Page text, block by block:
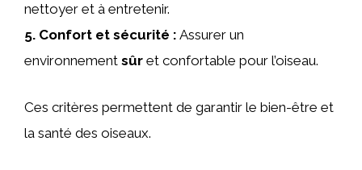
nettoyer et à entretenir.
5. Confort et sécurité : Assurer un
environnement sûr et confortable pour l’oiseau.
Ces critères permettent de garantir le bien-être et
la santé des oiseaux.